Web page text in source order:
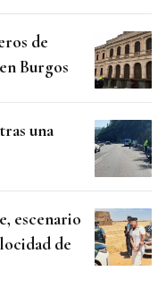
de
Burgos
una
escenario
de